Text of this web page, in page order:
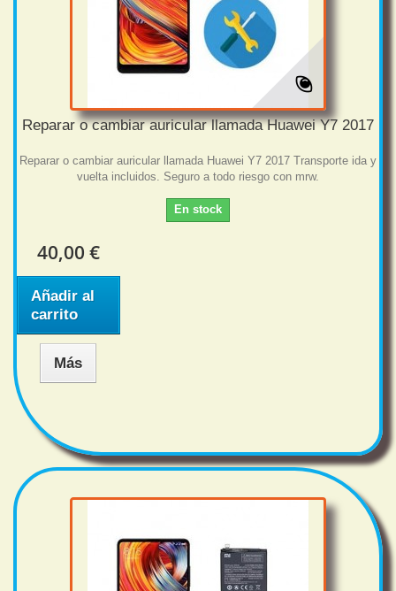
Reparar o cambiar auricular llamada Huawei Y7 2017
Reparar o cambiar auricular llamada Huawei Y7 2017 Transporte ida y
vuelta incluidos. Seguro a todo riesgo con mrw.
En stock
40,00 €
Añadir al
carrito
Más